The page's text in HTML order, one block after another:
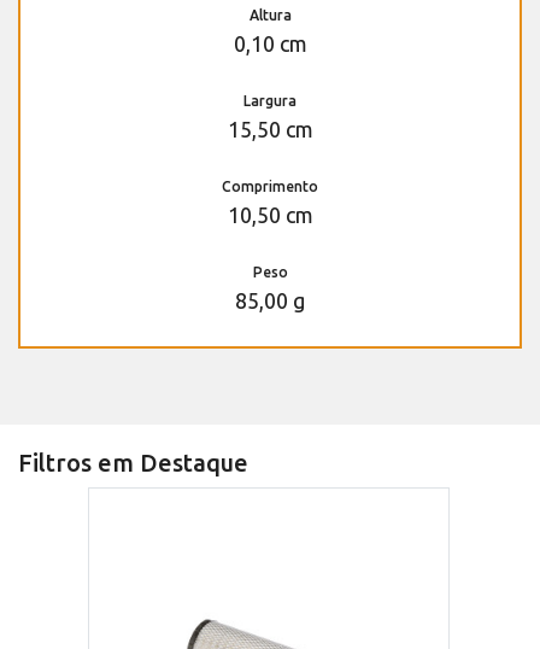
Altura
0,10 cm
Largura
15,50 cm
Comprimento
10,50 cm
Peso
85,00 g
Filtros em Destaque